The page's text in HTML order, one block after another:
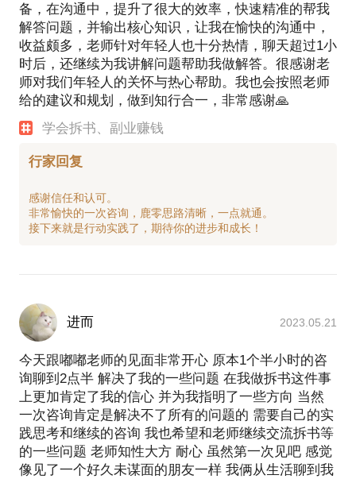
备，在沟通中，提升了很大的效率，快速精准的帮我
解答问题，并输出核心知识，让我在愉快的沟通中，
收益颇多，老师针对年轻人也十分热情，聊天超过1小
时后，还继续为我讲解问题帮助我做解答。很感谢老
师对我们年轻人的关怀与热心帮助。我也会按照老师
给的建议和规划，做到知行合一，非常感谢🙏
学会拆书、副业赚钱
行家回复
感谢信任和认可。
非常愉快的一次咨询，鹿零思路清晰，一点就通。
进而 2023.05.21
今天跟嘟嘟老师的见面非常开心 原本1个半小时的咨
询聊到2点半 解决了我的一些问题 在我做拆书这件事
上更加肯定了我的信心 并为我指明了一些方向 当然
一次咨询肯定是解决不了所有的问题的 需要自己的实
践思考和继续的咨询 我也希望和老师继续交流拆书等
的一些问题 老师知性大方 耐心 虽然第一次见吧 感觉
像见了一个好久未谋面的朋友一样 我俩从生活聊到我